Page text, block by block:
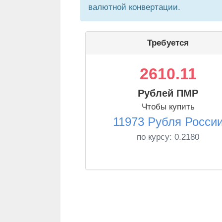
валютной конвертации.
Требуется
2610.11
Рублей ПМР
Чтобы купить
11973 Рубля
по курсу: 0.2180